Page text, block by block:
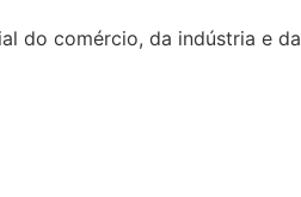
do comércio, da indústria e da